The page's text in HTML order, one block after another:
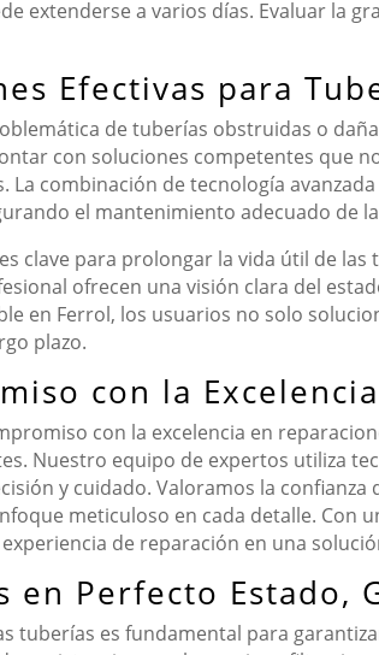
extenderse a varios días. Evaluar la
Efectivas para
de tuberías obstruidas o
con soluciones competentes que
La combinación de tecnología
el mantenimiento adecuado de
clave para prolongar la vida útil de
ofrecen una visión clara del
en Ferrol, los usuarios no solo
plazo.
con la
con la excelencia en
Nuestro equipo de expertos utiliza
y cuidado. Valoramos la
meticuloso en cada detalle. Con
de reparación en una
en Perfecto Estado,
tuberías es fundamental para